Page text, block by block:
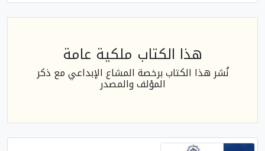
هذا الكتاب ملكية عامة
نُشر هذا الكتاب برخصة المشاع الإبداعي مع ذكر
المؤلف والمصدر